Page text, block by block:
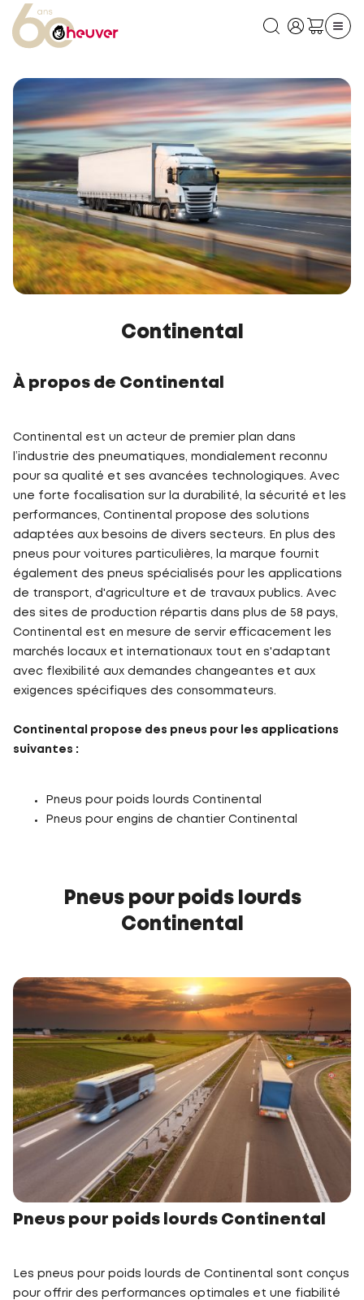
Continental
À propos de Continental
Continental est un acteur de premier plan dans
l’industrie des pneumatiques, mondialement reconnu
pour sa qualité et ses avancées technologiques. Avec
une forte focalisation sur la durabilité, la sécurité et les
performances, Continental propose des solutions
adaptées aux besoins de divers secteurs. En plus des
pneus pour voitures particulières, la marque fournit
également des pneus spécialisés pour les applications
de transport, d'agriculture et de travaux publics. Avec
des sites de production répartis dans plus de 58 pays,
Continental est en mesure de servir efficacement les
marchés locaux et internationaux tout en s'adaptant
avec flexibilité aux demandes changeantes et aux
exigences spécifiques des consommateurs.
Continental propose des pneus pour les applications
suivantes :
Pneus pour poids lourds Continental
Pneus pour engins de chantier Continental
Pneus pour poids lourds
Continental
Pneus pour poids lourds Continental
Les pneus pour poids lourds de Continental sont conçus
pour offrir des performances optimales et une fiabilité